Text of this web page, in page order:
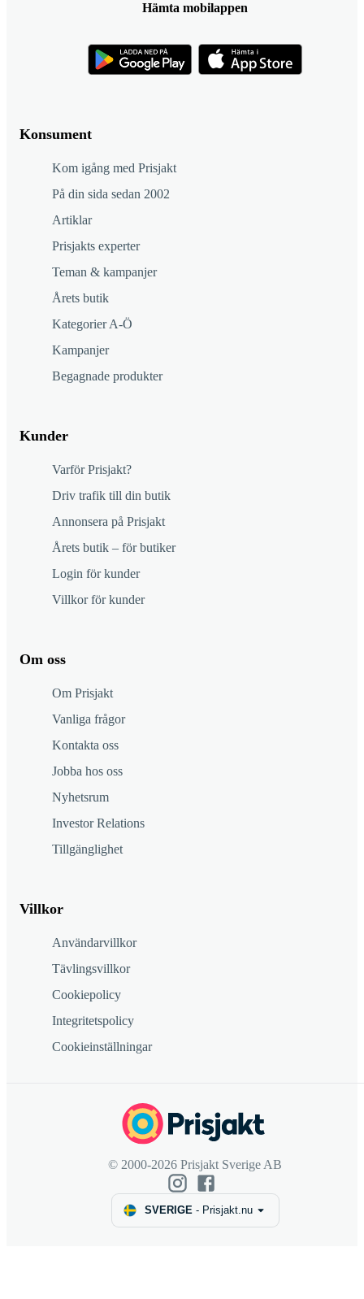
Konsument
Kom igång med Prisjakt
På din sida sedan 2002
Artiklar
Prisjakts experter
Teman & kampanjer
Årets butik
Kategorier A-Ö
Kampanjer
Begagnade produkter
Kunder
Varför Prisjakt?
Driv trafik till din butik
Annonsera på Prisjakt
Årets butik – för butiker
Login för kunder
Villkor för kunder
Om oss
Om Prisjakt
Vanliga frågor
Kontakta oss
Jobba hos oss
Nyhetsrum
Investor Relations
Tillgänglighet
Villkor
Användarvillkor
Tävlingsvillkor
Cookiepolicy
Integritetspolicy
Cookieinställningar
Hämta mobilappen
© 2000-2026 Prisjakt Sverige AB
SVERIGE- Prisjakt.nu